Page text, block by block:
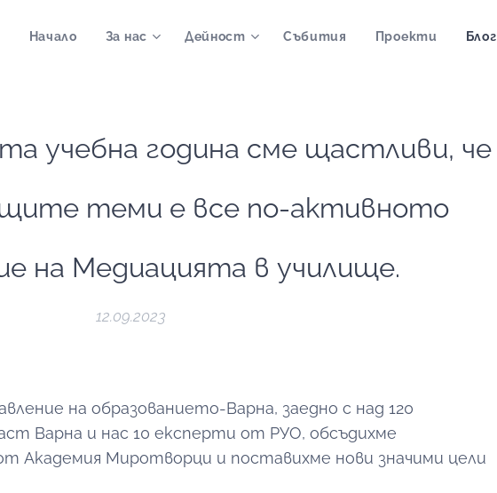
Начало За нас Дейност Събития Проекти Блог
учебна година сме щастливи, че
теми е все по-активното
на Медиацията в училище.
12.09.2023
на образованието-Варна, заедно с над 120
Варна и нас 10 експерти от РУО, обсъдихме
Академия Миротворци и поставихме нови значими цели